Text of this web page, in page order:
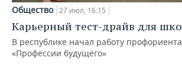
Общество 27 июл, 16:15
Карьерный тест-драйв для
В республике начал работу
«Профессии будущего»